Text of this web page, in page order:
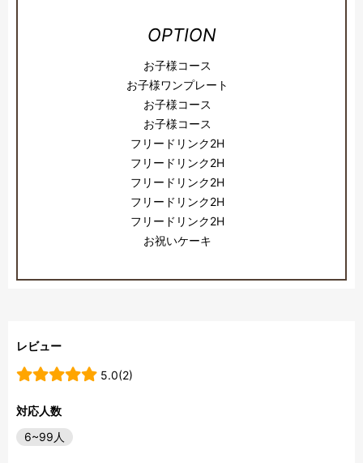
OPTION
お子様コース
お子様ワンプレート
お子様コース
お子様コース
フリードリンク2H
フリードリンク2H
フリードリンク2H
フリードリンク2H
フリードリンク2H
お祝いケーキ
レビュー
5.0(2)
対応人数
6~99人